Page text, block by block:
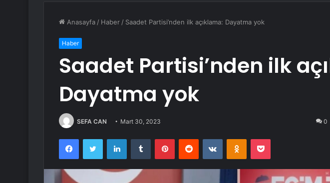
Anasayfa / Haber / Saadet Partisi’nden ilk açıklama: Dayatma yok
Haber
Saadet Partisi’nden ilk
Dayatma yok
SEFA CAN Mart 30, 2023 0
FacebookTwitter LinkedInTumblr PinterestReddit VKontakteOdnoklassniki
Pocket